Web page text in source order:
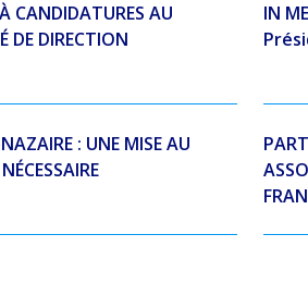
CANDIDATURES AU
DE DIRECTION
IN
: UNE MISE AU